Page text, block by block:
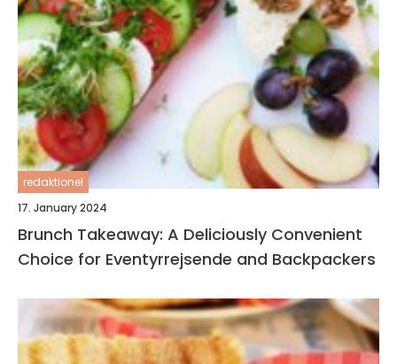
redaktionel
17. January 2024
Brunch Takeaway: A Deliciously Convenient
Choice for Eventyrrejsende and Backpackers